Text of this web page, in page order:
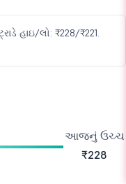
હાઇ/લો: ₹228/₹221.
આજનું ઉચ્ચ
₹228